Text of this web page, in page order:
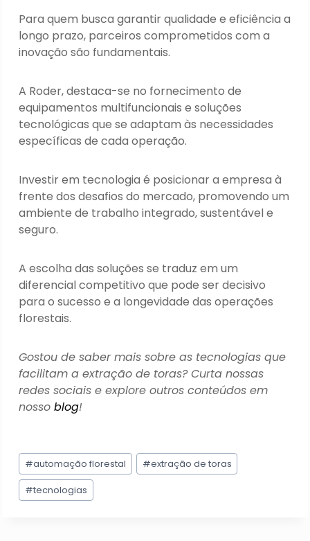
Para quem busca garantir qualidade e eficiência a
longo prazo, parceiros comprometidos com a
inovação são fundamentais.
A Roder, destaca-se no fornecimento de
equipamentos multifuncionais e soluções
tecnológicas que se adaptam às necessidades
específicas de cada operação.
Investir em tecnologia é posicionar a empresa à
frente dos desafios do mercado, promovendo um
ambiente de trabalho integrado, sustentável e
seguro.
A escolha das soluções se traduz em um
diferencial competitivo que pode ser decisivo
para o sucesso e a longevidade das operações
florestais.
Gostou de saber mais sobre as tecnologias que
facilitam a extração de toras? Curta nossas
redes sociais e explore outros conteúdos em
nossoblog!
Tags
do
Post:
#automação florestal #extração de toras
#tecnologias